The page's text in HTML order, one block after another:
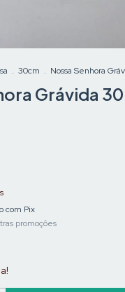
. 30cm . Nossa Senhora
Grávida
com Pix
promoções